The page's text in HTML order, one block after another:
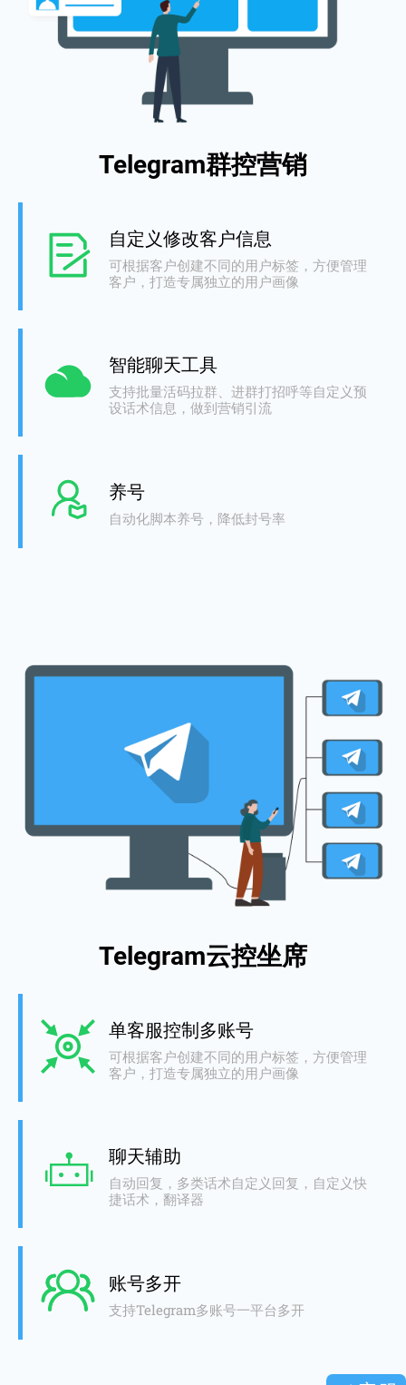
Telegram群控营销
自定义修改客户信息
可根据客户创建不同的用户标签，方便管理
客户，打造专属独立的用户画像
智能聊天工具
支持批量活码拉群、进群打招呼等自定义预
设话术信息，做到营销引流
养号
自动化脚本养号，降低封号率
Telegram云控坐席
单客服控制多账号
可根据客户创建不同的用户标签，方便管理
客户，打造专属独立的用户画像
聊天辅助
自动回复，多类话术自定义回复，自定义快
捷话术，翻译器
账号多开
支持Telegram多账号一平台多开